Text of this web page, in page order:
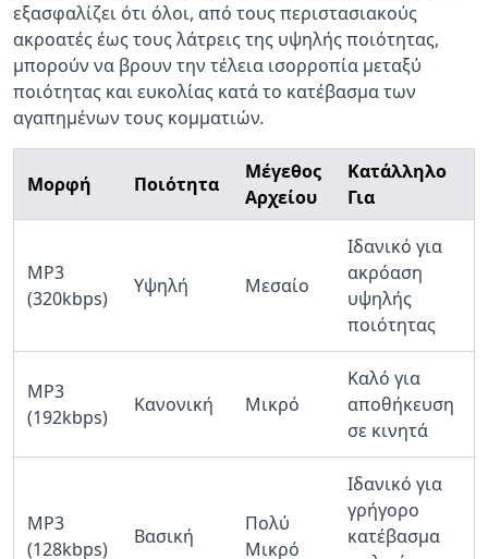
εξασφαλίζει ότι όλοι, από τους περιστασιακούς
ακροατές έως τους λάτρεις της υψηλής ποιότητας,
μπορούν να βρουν την τέλεια ισορροπία μεταξύ
ποιότητας και ευκολίας κατά το κατέβασμα των
αγαπημένων τους κομματιών.
Μορφή Ποιότητα
Μέγεθος
Αρχείου
Κατάλληλο
Για
MP3
(320kbps)
Υψηλή Μεσαίο
Ιδανικό για
ακρόαση
υψηλής
ποιότητας
MP3
(192kbps)
Κανονική Μικρό
Καλό για
αποθήκευση
σε κινητά
MP3
(128kbps)
Βασική
Πολύ
Μικρό
Ιδανικό για
γρήγορο
κατέβασμα